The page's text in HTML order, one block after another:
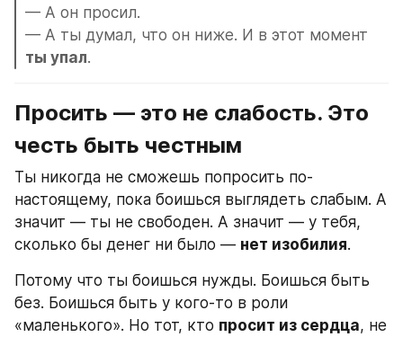
— А он просил.
ты упал.
Просить — это не слабость. Это
честь быть честным
Ты никогда не сможешь попросить по-
настоящему, пока боишься выглядеть слабым. А
значит — ты не свободен. А значит — у тебя,
сколько бы денег ни было — нет изобилия.
Потому что ты боишься нужды. Боишься быть
без. Боишься быть у кого-то в роли
«маленького». Но тот, кто просит из сердца, не